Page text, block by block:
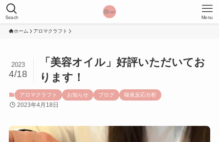
Seach Menu
ホーム アロマクラフト
「美容オイル」好評いただいてお
ります！
2023
4/18
アロマクラフト お知らせ ブログ 嗅覚反応分析
2023年4月18日